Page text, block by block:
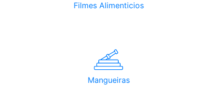
Filmes Alimenticios
Mangueiras